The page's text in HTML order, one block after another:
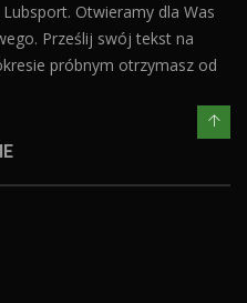
Otwieramy dla Was
Prześlij swój tekst na
próbnym otrzymasz od